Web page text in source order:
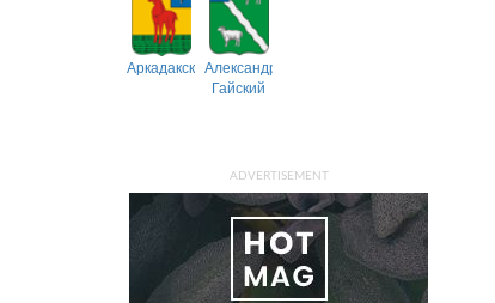
АркадакскийАлександрово-
Гайский
ADVERTISEMENT